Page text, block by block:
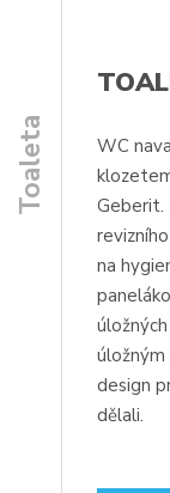
Toaleta
WC
Geberit.
na
design
dělali.